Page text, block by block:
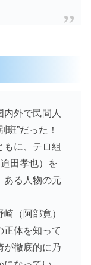
外で民間人
班”だった！
もに、テロ組
田孝也）を
ある人物の元
（阿部寛）
正体を知って
が徹底的に乃